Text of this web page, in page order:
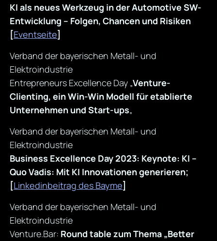
KI als neues Werkzeug in der Automotive SW-
Entwicklung – Folgen, Chancen und Risiken
[Eventseite]
Verband der bayerischen Metall- und
Elektroindustrie
Entrepreneurs Excellence Day „Venture-
Clienting, ein Win-Win Modell für etablierte
Unternehmen und Start-ups„
Verband der bayerischen Metall- und
Elektroindustrie
Business Excellence Day 2023: Keynote: KI –
Quo Vadis: Mit KI Innovationen generieren;
[Linkedinbeitrag des Bayme]
Verband der bayerischen Metall- und
Elektroindustrie
Venture.Bar: Round table zum Thema „Better